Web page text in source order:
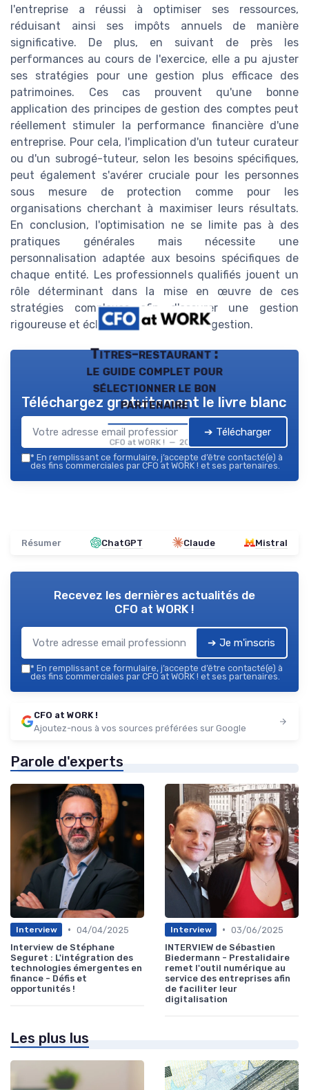
l'entreprise a réussi à optimiser ses ressources,
réduisant ainsi ses impôts annuels de manière
significative. De plus, en suivant de près les
performances au cours de l'exercice, elle a pu ajuster
ses stratégies pour une gestion plus efficace des
patrimoines. Ces cas prouvent qu'une bonne
application des principes de gestion des comptes peut
réellement stimuler la performance financière d'une
entreprise. Pour cela, l'implication d'un tuteur curateur
ou d'un subrogé-tuteur, selon les besoins spécifiques,
peut également s'avérer cruciale pour les personnes
sous mesure de protection comme pour les
organisations cherchant à maximiser leurs résultats.
En conclusion, l'optimisation ne se limite pas à des
pratiques générales mais nécessite une
personnalisation adaptée aux besoins spécifiques de
chaque entité. Les professionnels qualifiés jouent un
rôle déterminant dans la mise en œuvre de ces
stratégies complexes afin d'assurer une gestion
rigoureuse et éclairée des comptes de gestion.
Titres-restaurant :
le guide complet pour
sélectionner le bon
partenaire
CFO at WORK ! — 2026
Téléchargez gratuitement le livre blanc
➔ Télécharger
* En remplissant ce formulaire, j’accepte d’être contacté(e) à
des fins commerciales par CFO at WORK ! et ses partenaires.
Résumer ChatGPT Claude Mistral
Recevez les dernières actualités de
CFO at WORK !
➔ Je m'inscris
* En remplissant ce formulaire, j’accepte d’être contacté(e) à
des fins commerciales par CFO at WORK ! et ses partenaires.
CFO at WORK !
Ajoutez-nous à vos sources préférées sur Google
Parole d'experts
Interview • 04/04/2025
Interview de Stéphane
Seguret : L'intégration des
technologies émergentes en
finance - Défis et
opportunités !
Interview • 03/06/2025
INTERVIEW de Sébastien
Biedermann - Prestalidaire
remet l'outil numérique au
service des entreprises afin
de faciliter leur
digitalisation
Les plus lus